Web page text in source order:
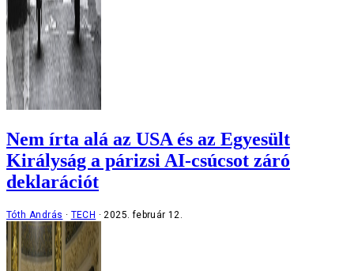
Nem írta alá az USA és az Egyesült
Királyság a párizsi AI-csúcsot záró
deklarációt
Tóth András TECH 2025. február 12.